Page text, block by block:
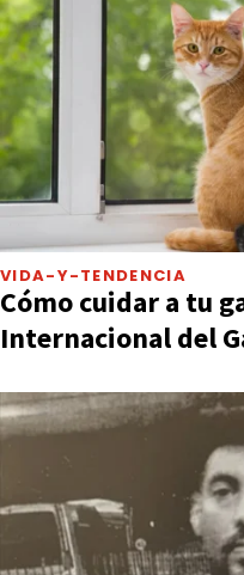
VIDA-Y-TENDENCIA
Cómo cuidar a tu
Internacional del